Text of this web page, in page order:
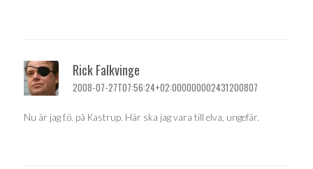
Rick Falkvinge
2008-07-27T07:56:24+02:000000002431200807
Nu är jag f.ö. på Kastrup. Här ska jag vara till elva, ungefär.